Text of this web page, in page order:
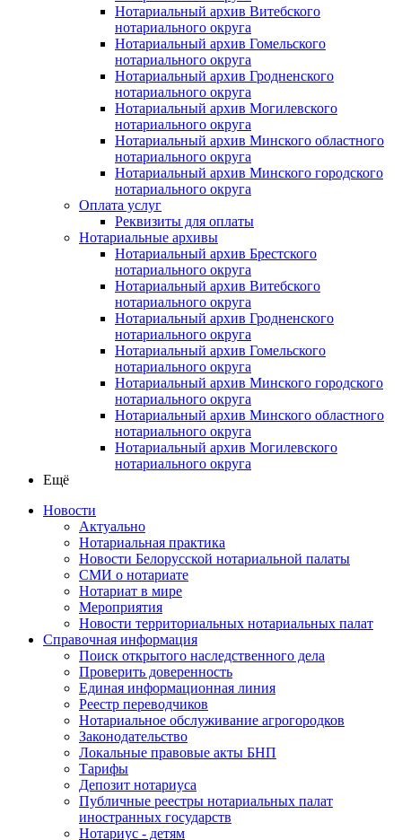
Нотариальный архив Витебского
нотариального округа
Нотариальный архив Гомельского
нотариального округа
Нотариальный архив Гродненского
нотариального округа
Нотариальный архив Могилевского
нотариального округа
Нотариальный архив Минского областного
нотариального округа
Нотариальный архив Минского городского
нотариального округа
Оплата услуг
Реквизиты для оплаты
Нотариальные архивы
Нотариальный архив Брестского
нотариального округа
Нотариальный архив Витебского
нотариального округа
Нотариальный архив Гродненского
нотариального округа
Нотариальный архив Гомельского
нотариального округа
Нотариальный архив Минского городского
нотариального округа
Нотариальный архив Минского областного
нотариального округа
Нотариальный архив Могилевского
нотариального округа
Ещё
Новости
Актуально
Нотариальная практика
Новости Белорусской нотариальной палаты
СМИ о нотариате
Нотариат в мире
Мероприятия
Новости территориальных нотариальных палат
Справочная информация
Поиск открытого наследственного дела
Проверить доверенность
Единая информационная линия
Реестр переводчиков
Нотариальное обслуживание агрогородков
Законодательство
Локальные правовые акты БНП
Тарифы
Депозит нотариуса
Публичные реестры нотариальных палат
иностранных государств
Нотариус - детям